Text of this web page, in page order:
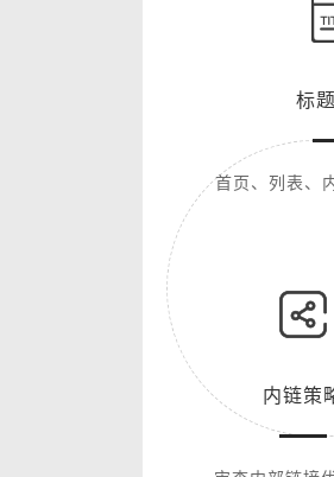
标
首页、列表、
内链策